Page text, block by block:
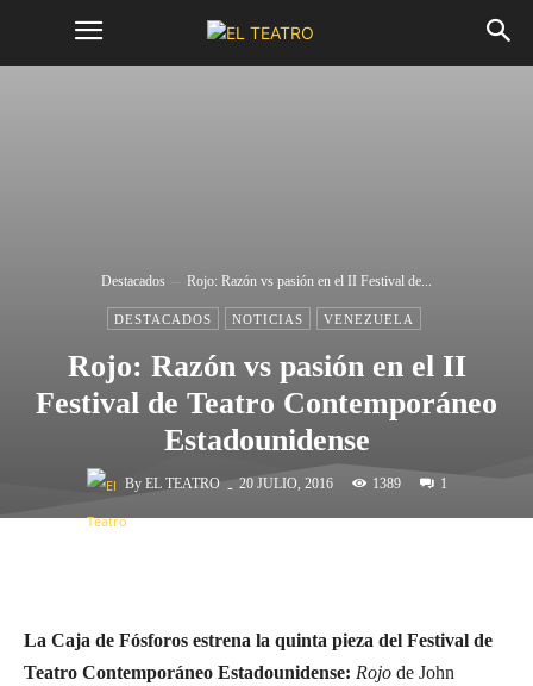
Destacados Rojo: Razón vs pasión en el II Festival de...
DESTACADOS NOTICIAS VENEZUELA
Rojo: Razón vs pasión en el II
Festival de Teatro Contemporáneo
Estadounidense
By EL TEATRO - 20 JULIO, 2016 1389 1
La Caja de Fósforos estrena la quinta pieza del Festival de
Teatro Contemporáneo Estadounidense: Rojo de John